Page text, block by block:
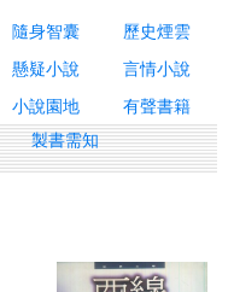
隨身智囊
歷史煙雲
懸疑小說
言情小說
小說園地 有聲書籍
製書需知